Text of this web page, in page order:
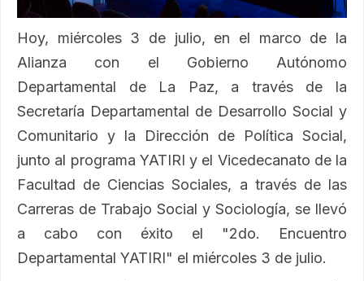
Hoy, miércoles 3 de julio, en el marco de la
Alianza con el Gobierno Autónomo
Departamental de La Paz, a través de la
Secretaría Departamental de Desarrollo Social y
Comunitario y la Dirección de Política Social,
junto al programa YATIRI y el Vicedecanato de la
Facultad de Ciencias Sociales, a través de las
Carreras de Trabajo Social y Sociología, se llevó
a cabo con éxito el "2do. Encuentro
Departamental YATIRI" el miércoles 3 de julio.